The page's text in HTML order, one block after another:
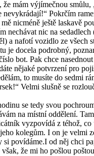
že mám výjímečnou smůlu,
nevykrádají!“ Pokrčím
nicméně ještě laskavě
nechávat nic na
a nafotí vozidlo ze všech
je docela podrobný,
bot. Pak chce
nějaké potvrzení pro
to musíte do sedmi
Velmi slušně se
se tedy svou
na místní oddělení.
vyzpovídá z téhož, co
kolegům. I on je velmi
si povídáme.I od něj chci
že mi ho pošlou